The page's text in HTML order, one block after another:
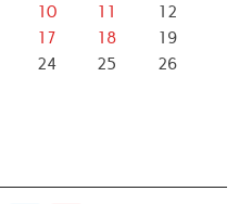
10 11
12
17 18
19
24 25
26